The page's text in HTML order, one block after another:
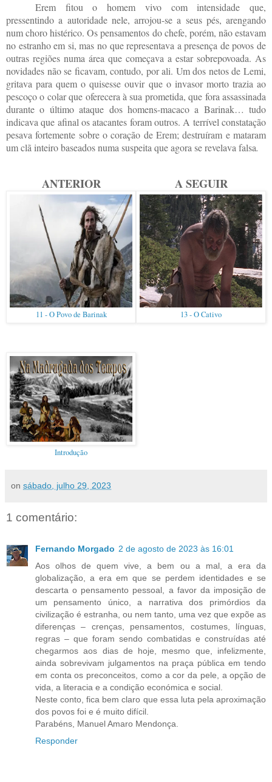
Erem fitou o homem vivo com intensidade que,
pressentindo a autoridade nele, arrojou-se a seus pés, arengando
num choro histérico. Os pensamentos do chefe, porém, não estavam
no estranho em si, mas no que representava a presença de povos de
outras regiões numa área que começava a estar sobrepovoada. As
novidades não se ficavam, contudo, por ali. Um dos netos de Lemi,
gritava para quem o quisesse ouvir que o invasor morto trazia ao
pescoço o colar que oferecera à sua prometida, que fora assassinada
durante o último ataque dos homens-macaco a Barinak… tudo
indicava que afinal os atacantes foram outros. A terrível constatação
pesava fortemente sobre o coração de Erem; destruíram e mataram
um clã inteiro baseados numa suspeita que agora se revelava falsa.
ANTERIOR A SEGUIR
11 - O Povo de Barinak 13 - O Cativo
Introdução
on sábado, julho 29, 2023
1 comentário:
Fernando Morgado 2 de agosto de 2023 às 16:01
Aos olhos de quem vive, a bem ou a mal, a era da
globalização, a era em que se perdem identidades e se
descarta o pensamento pessoal, a favor da imposição de
um pensamento único, a narrativa dos primórdios da
civilização é estranha, ou nem tanto, uma vez que expõe as
diferenças – crenças, pensamentos, costumes, línguas,
regras – que foram sendo combatidas e construídas até
chegarmos aos dias de hoje, mesmo que, infelizmente,
ainda sobrevivam julgamentos na praça pública em tendo
em conta os preconceitos, como a cor da pele, a opção de
vida, a literacia e a condição económica e social.
Neste conto, fica bem claro que essa luta pela aproximação
dos povos foi e é muito difícil.
Parabéns, Manuel Amaro Mendonça.
Responder